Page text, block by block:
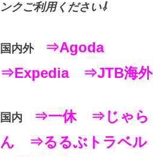
ンクご利用ください⇩
国内外
⇒Agoda
⇒Expedia
⇒JTB海外
国内 ⇒一休
⇒じゃら
ん
⇒るるぶトラベル